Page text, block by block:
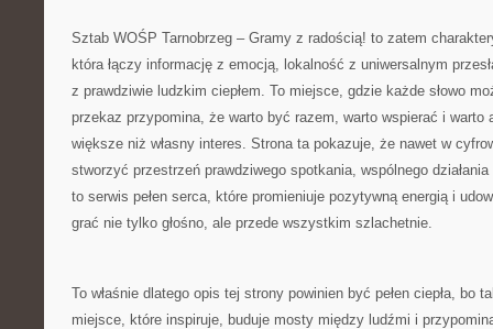
Sztab WOŚP Tarnobrzeg – Gramy z radością! to zatem
która łączy informację z emocją, lokalność z uniwersalnym
z prawdziwie ludzkim ciepłem. To miejsce, gdzie każde słowo
przekaz przypomina, że warto być razem, warto wspierać i warto
większe niż własny interes. Strona ta pokazuje, że nawet w
stworzyć przestrzeń prawdziwego spotkania, wspólnego
to serwis pełen serca, które promieniuje pozytywną energią i
grać nie tylko głośno, ale przede wszystkim szlachetnie.
To właśnie dlatego opis tej strony powinien być pełen ciepła, bo
miejsce, które inspiruje, buduje mosty między ludźmi i